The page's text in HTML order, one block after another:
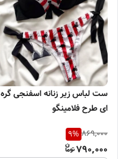
ست لباس زیر زنانه اسفنجی گره
ای طرح فلامینگو
869,000
9%
790,000